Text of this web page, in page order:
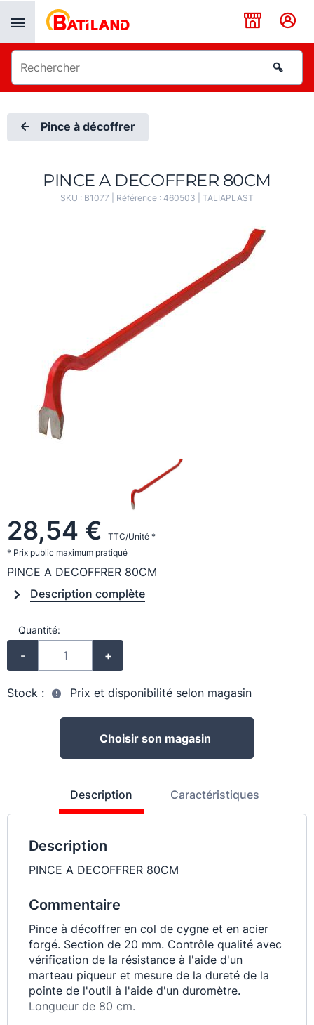
Pince à décoffrer
PINCE A DECOFFRER 80CM
SKU : B1077 | Référence : 460503 TALIAPLAST
28,54 €
TTC/Unité *
* Prix public maximum pratiqué
PINCE A DECOFFRER 80CM
Description complète
Quantité:
- +
Stock : Prix et disponibilité selon magasin
Choisir son magasin
Description Caractéristiques
Description
PINCE A DECOFFRER 80CM
Commentaire
Pince à décoffrer en col de cygne et en acier
forgé. Section de 20 mm. Contrôle qualité avec
vérification de la résistance à l'aide d'un
marteau piqueur et mesure de la dureté de la
pointe de l'outil à l'aide d'un duromètre.
Longueur de 80 cm.
Panneau de gestion des cookies